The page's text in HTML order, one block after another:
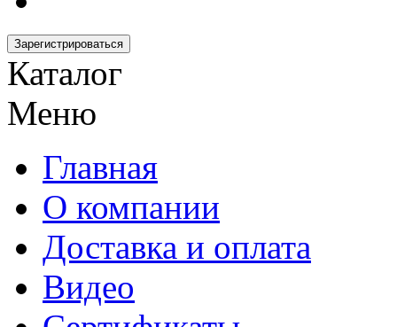
Зарегистрироваться
Каталог
Меню
Главная
О компании
Доставка и оплата
Видео